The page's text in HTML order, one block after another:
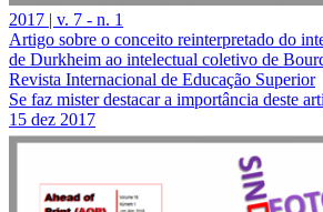
2017 | v. 7 - n. 1
Artigo sobre o conceito reinterpretado do
de Durkheim ao intelectual coletivo de
Revista Internacional de Educação Superior
Se faz mister destacar a importância deste
15 dez 2017